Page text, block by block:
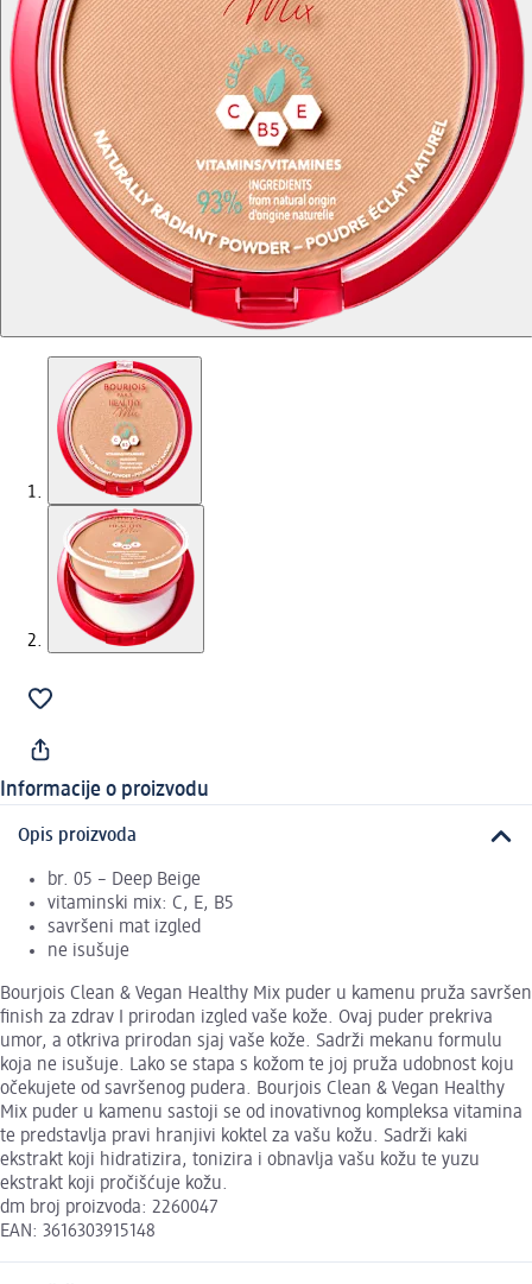
Informacije o proizvodu
Opis proizvoda
br. 05 – Deep Beige
vitaminski mix: C, E, B5
savršeni mat izgled
ne isušuje
Bourjois Clean & Vegan Healthy Mix puder u kamenu pruža savršen
finish za zdrav I prirodan izgled vaše kože. Ovaj puder prekriva
umor, a otkriva prirodan sjaj vaše kože. Sadrži mekanu formulu
koja ne isušuje. Lako se stapa s kožom te joj pruža udobnost koju
očekujete od savršenog pudera. Bourjois Clean & Vegan Healthy
Mix puder u kamenu sastoji se od inovativnog kompleksa vitamina
te predstavlja pravi hranjivi koktel za vašu kožu. Sadrži kaki
ekstrakt koji hidratizira, tonizira i obnavlja vašu kožu te yuzu
ekstrakt koji pročišćuje kožu.
dm broj proizvoda: 2260047
EAN: 3616303915148